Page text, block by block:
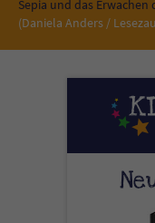
Sepia und das
(Daniela Anders /